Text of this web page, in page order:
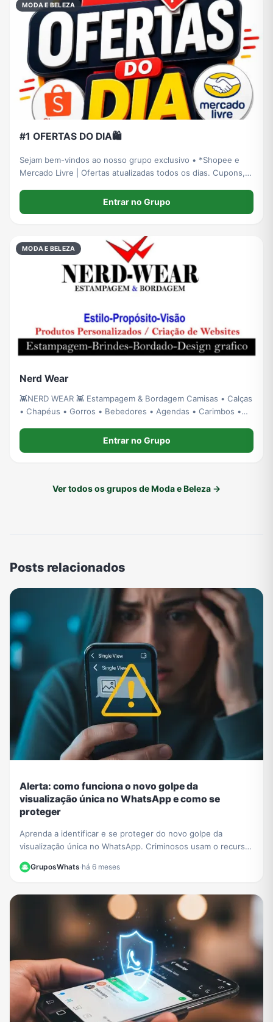
MODA E BELEZA
#1 OFERTAS DO DIA🛍️
Sejam bem-vindos ao nosso grupo exclusivo • *Shopee e
Mercado Livre | Ofertas atualizadas todos os dias. Cupons,
compromisso é com você: Levar economia, qualidade e
oportunidades reais de compra todos o
Entrar no Grupo
MODA E BELEZA
Nerd Wear
👾NERD WEAR 👾 Estampagem & Bordagem Camisas • Calças
• Chapéus • Gorros • Bebedores • Agendas • Carimbos •
Entrar no Grupo
Ver todos os grupos de Moda e Beleza →
Posts relacionados
Alerta: como funciona o novo golpe da
visualização única no WhatsApp e como se
proteger
Aprenda a identificar e se proteger do novo golpe da
visualização única no WhatsApp. Criminosos usam o recurso
para extorquir vítimas. Saiba como agir.
GruposWhats·há 6 meses